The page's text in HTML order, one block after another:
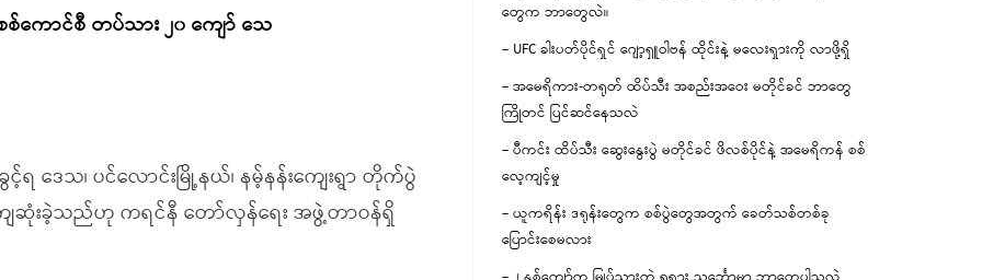
ကောင်စီ တပ်သား ၂၀ ကျော် သေ
ဒေသ၊ ပင်လောင်းမြို့နယ်၊ နမ့်နန်းကျေးရွာ တိုက်ပွဲ
ျဆုံးခဲ့သည်ဟု ကရင်နီ တော်လှန်ရေး အဖွဲ့တာဝန်ရှိ
တွေက ဘာတွေလဲ။
– UFC ခါးပတ်ပိုင်ရှင် ဂျော့ရှူဝါဗန် ထိုင်းနဲ့ မလေးရှားကို လာဖို့ရှိ
– အမေရိကား-တရုတ် ထိပ်သီး အစည်းအဝေး မတိုင်ခင် ဘာတွေ
ကြိုတင် ပြင်ဆင်နေသလဲ
– ပီကင်း ထိပ်သီး ဆွေးနွေးပွဲ မတိုင်ခင် ဖိလစ်ပိုင်နဲ့ အမေရိကန် စစ်
လေ့ကျင့်မှု
– ယူကရိန်း ဒရုန်းတွေက စစ်ပွဲတွေအတွက် ခေတ်သစ်တစ်ခု
ပြောင်းစေမလား